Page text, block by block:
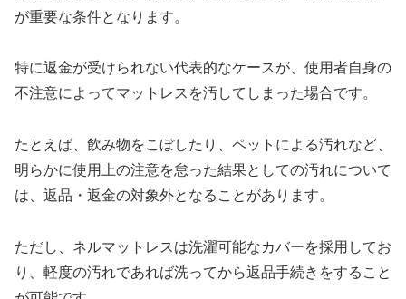
が重要な条件となります。
特に返金が受けられない代表的なケースが、使用者自身の
不注意によってマットレスを汚してしまった場合です。
たとえば、飲み物をこぼしたり、ペットによる汚れなど、
明らかに使用上の注意を怠った結果としての汚れについて
は、返品・返金の対象外となることがあります。
ただし、ネルマットレスは洗濯可能なカバーを採用してお
り、軽度の汚れであれば洗ってから返品手続きをすること